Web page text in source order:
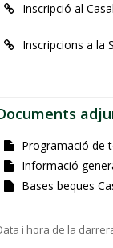
Inscripció al
Inscripcions a la
Programació de
Informació
Bases beques
i hora de la